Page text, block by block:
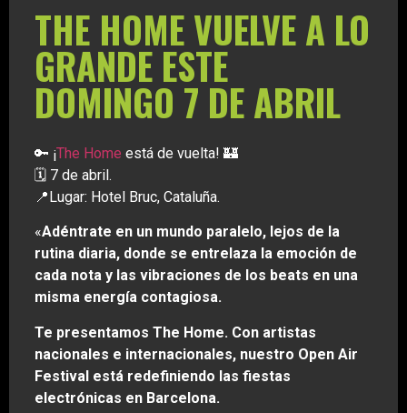
THE HOME VUELVE A LO
GRANDE ESTE
DOMINGO 7 DE ABRIL
🔑 ¡The Home está de vuelta! 🏰
🗓️ 7 de abril.
📍Lugar: Hotel Bruc, Cataluña.
«Adéntrate en un mundo paralelo, lejos de la
rutina diaria, donde se entrelaza la emoción de
cada nota y las vibraciones de los beats en una
misma energía contagiosa.
Te presentamos The Home. Con artistas
nacionales e internacionales, nuestro Open Air
Festival está redefiniendo las fiestas
electrónicas en Barcelona.